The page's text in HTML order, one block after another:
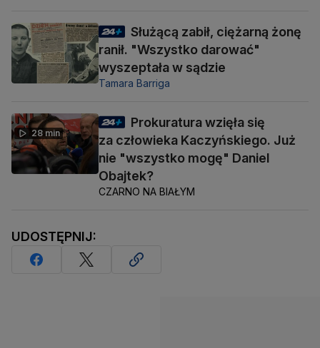
Służącą zabił, ciężarną żonę
ranił. "Wszystko darować"
wyszeptała w sądzie
Tamara Barriga
28 min
Prokuratura wzięła się
za człowieka Kaczyńskiego. Już
nie "wszystko mogę" Daniel
Obajtek?
CZARNO NA BIAŁYM
UDOSTĘPNIJ: